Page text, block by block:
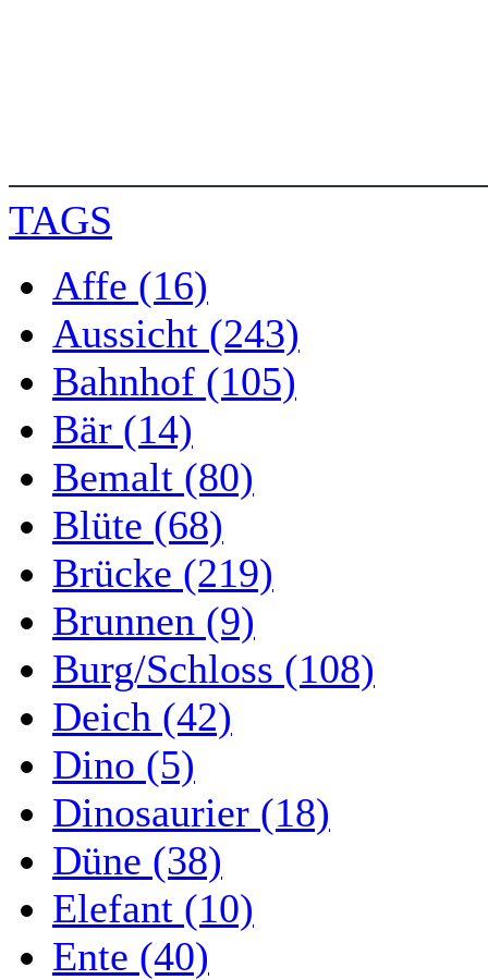
TAGS
Affe (16)
Aussicht (243)
Bahnhof (105)
Bär (14)
Bemalt (80)
Blüte (68)
Brücke (219)
Brunnen (9)
Burg/Schloss (108)
Deich (42)
Dino (5)
Dinosaurier (18)
Düne (38)
Elefant (10)
Ente (40)